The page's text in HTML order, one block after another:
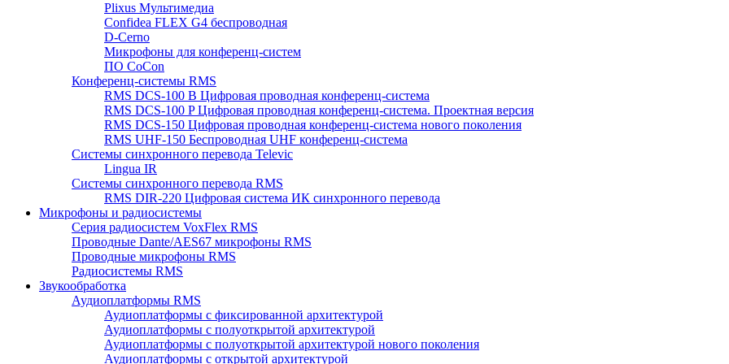
Plixus Мультимедиа
Confidea FLEX G4 беспроводная
D-Cerno
Микрофоны для конференц-систем
ПО CoCon
Конференц-системы RMS
RMS DCS-100 B Цифровая проводная конференц-система
RMS DCS-100 P Цифровая проводная конференц-система. Проектная версия
RMS DCS-150 Цифровая проводная конференц-система нового поколения
RMS UHF-150 Беспроводная UHF конференц-система
Системы синхронного перевода Televic
Lingua IR
Системы синхронного перевода RMS
RMS DIR-220 Цифровая система ИК синхронного перевода
Микрофоны и радиосистемы
Серия радиосистем VoxFlex RMS
Проводные Dante/AES67 микрофоны RMS
Проводные микрофоны RMS
Радиосистемы RMS
Звукообработка
Аудиоплатформы RMS
Аудиоплатформы с фиксированной архитектурой
Аудиоплатформы с полуоткрытой архитектурой
Аудиоплатформы с полуоткрытой архитектурой нового поколения
Аудиоплатформы с открытой архитектурой